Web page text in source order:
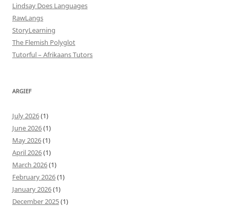
Lindsay Does Languages
RawLangs
StoryLearning
The Flemish Polyglot
Tutorful – Afrikaans Tutors
ARGIEF
July 2026(1)
June 2026(1)
May 2026(1)
April 2026(1)
March 2026(1)
February 2026(1)
January 2026(1)
December 2025(1)